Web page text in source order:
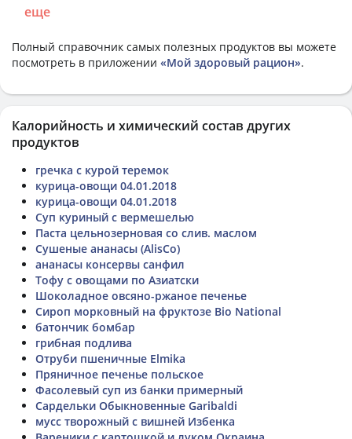
еще
Полный справочник самых полезных продуктов вы можете
посмотреть в приложении «Мой здоровый рацион».
Калорийность и химический состав других
продуктов
гречка с курой теремок
курица-овощи 04.01.2018
курица-овощи 04.01.2018
Суп куриный с вермешелью
Паста цельнозерновая со слив. маслом
Сушеные ананасы (AlisCo)
ананасы консервы санфил
Тофу с овощами по Азиатски
Шоколадное овсяно-ржаное печенье
Сироп морковный на фруктозе Bio National
батончик бомбар
грибная подлива
Отруби пшеничные Elmika
Пряничное печенье польское
Фасолевый суп из банки примерный
Сардельки Обыкновенные Garibaldi
мусс творожный с вишней Избенка